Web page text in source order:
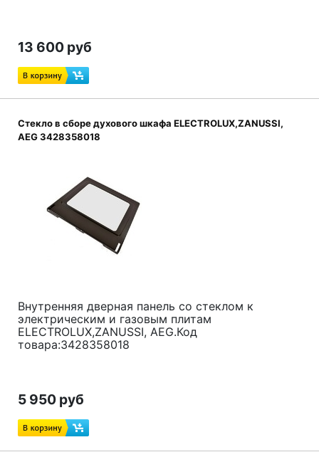
13 600 руб
Стекло в сборе духового шкафа ELECTROLUX,ZANUSSI,
AEG 3428358018
Внутренняя дверная панель со стеклом к
электрическим и газовым плитам
ELECTROLUX,ZANUSSI, AEG.Код
товара:3428358018
5 950 руб